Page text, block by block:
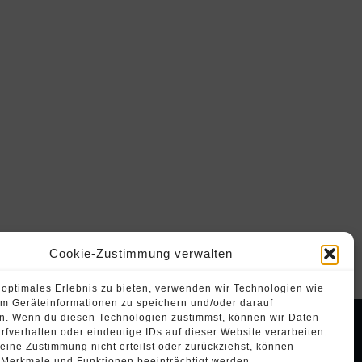
Cookie-Zustimmung verwalten
Erlebnis zu bieten, verwenden wir Technologien wie
Geräteinformationen zu speichern und/oder darauf
Wenn du diesen Technologien zustimmst, können wir Daten
oder eindeutige IDs auf dieser Website verarbeiten.
Zustimmung nicht erteilst oder zurückziehst, können